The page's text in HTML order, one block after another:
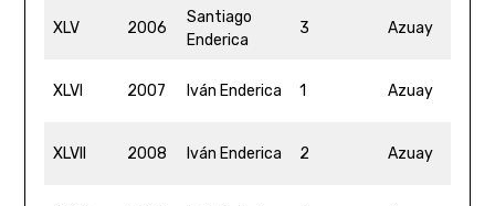
XLV 2006
Santiago
Enderica
3 Azuay
XLVI 2007 Iván Enderica 1 Azuay
XLVII 2008 Iván Enderica 2 Azuay